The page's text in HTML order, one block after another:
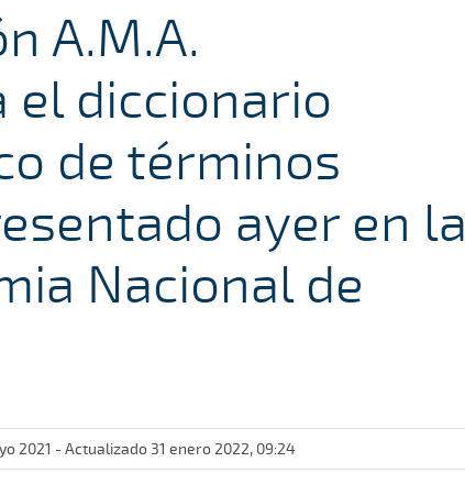
A.M.A.
diccionario
de términos
ayer en la
Nacional de
2021 - Actualizado 31 enero 2022, 09:24